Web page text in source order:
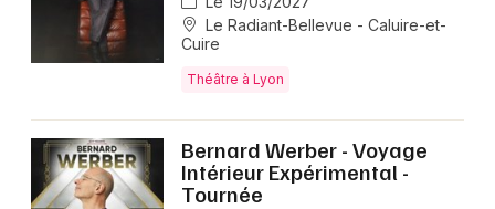
Le Radiant-Bellevue - Caluire-et-
Cuire
Théâtre à Lyon
Bernard Werber - Voyage
Intérieur Expérimental -
Tournée